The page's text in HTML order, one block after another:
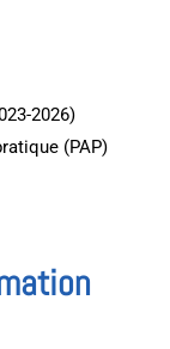
2026)
(PAP)